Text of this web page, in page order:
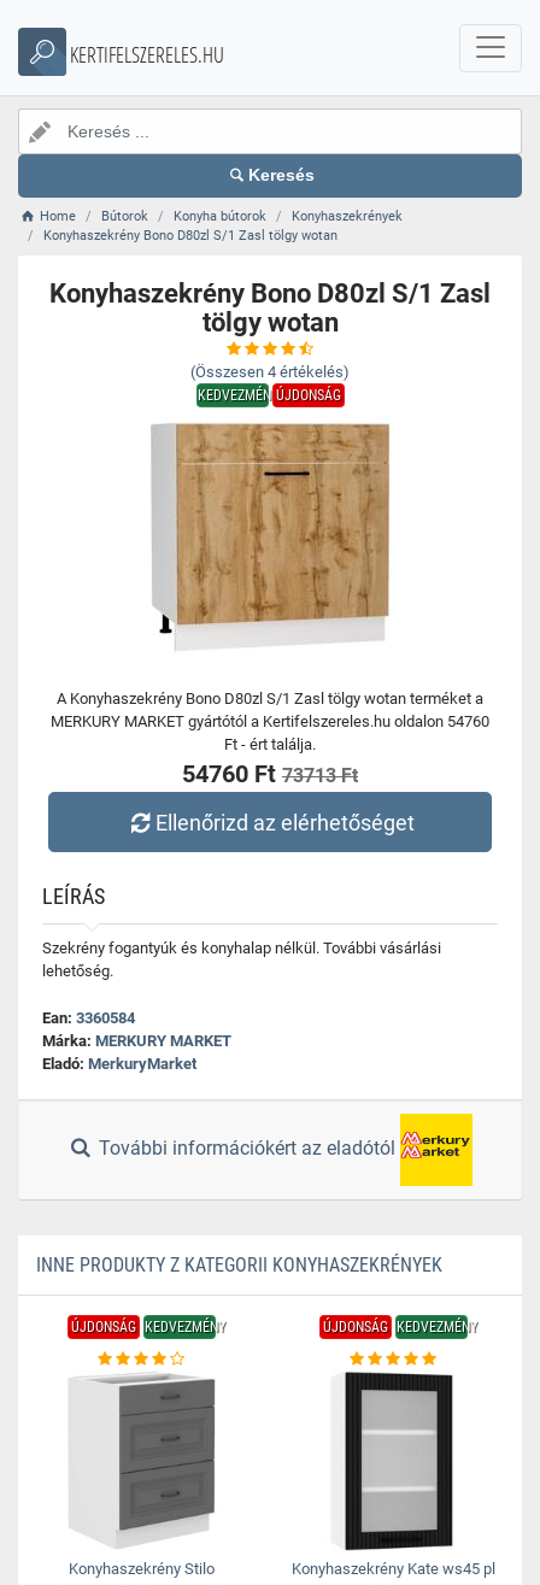
KERTIFELSZERELES.HU
Keresés
Home Bútorok Konyha bútorok
Konyhaszekrények
Konyhaszekrény Bono D80zl S/1 Zasl tölgy wotan
Konyhaszekrény Bono D80zl S/1 Zasl
tölgy wotan
(Összesen 4 értékelés)
KEDVEZMÉNYÚJDONSÁG
A Konyhaszekrény Bono D80zl S/1 Zasl tölgy wotan terméket a
MERKURY MARKET gyártótól a Kertifelszereles.hu oldalon 54760
Ft - ért találja.
54760 Ft 73713 Ft
Ellenőrizd az elérhetőséget
LEÍRÁS
Szekrény fogantyúk és konyhalap nélkül. További vásárlási
lehetőség.
Ean: 3360584
Márka: MERKURY MARKET
Eladó: MerkuryMarket
További információkért az eladótól
INNE PRODUKTY Z KATEGORII KONYHASZEKRÉNYEK
ÚJDONSÁG KEDVEZMÉNY
Konyhaszekrény Stilo
ÚJDONSÁG KEDVEZMÉNY
Konyhaszekrény Kate ws45 pl